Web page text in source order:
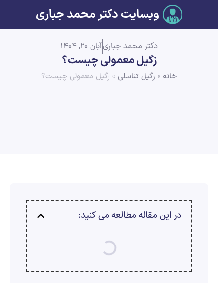
وبسایت دکتر محمد جباری
دکتر محمد جباریآبان 20, 1404
زگیل معمولی چیست؟
خانه » زگیل تناسلی » زگیل معمولی چیست؟
در این مقاله مطالعه می کنید:
ارسال